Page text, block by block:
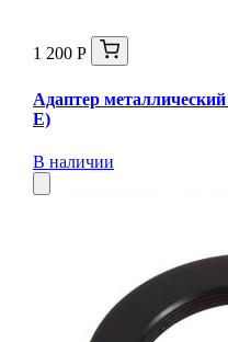
1 200 Р
Адаптер
E)
В наличии